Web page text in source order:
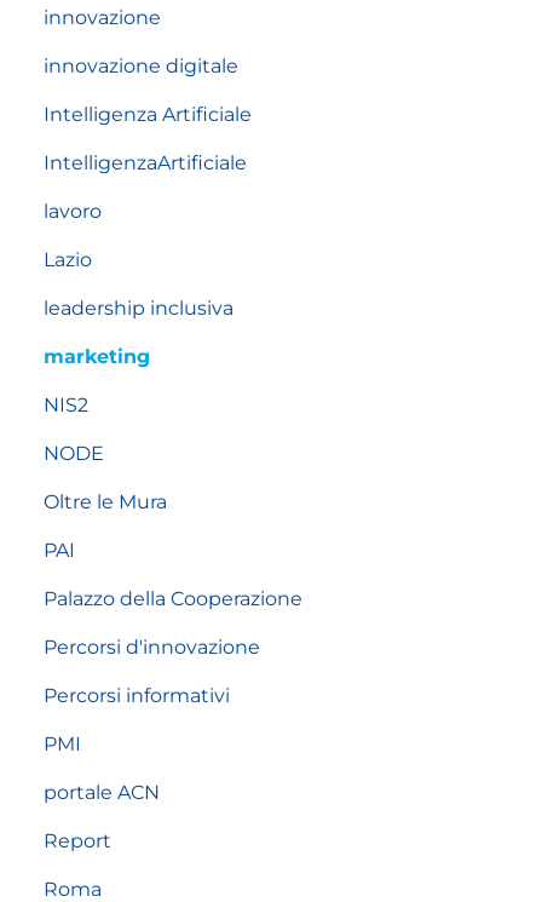
innovazione
innovazione digitale
Intelligenza Artificiale
IntelligenzaArtificiale
lavoro
Lazio
leadership inclusiva
marketing
NIS2
NODE
Oltre le Mura
PAI
Palazzo della Cooperazione
Percorsi d'innovazione
Percorsi informativi
PMI
portale ACN
Report
Roma